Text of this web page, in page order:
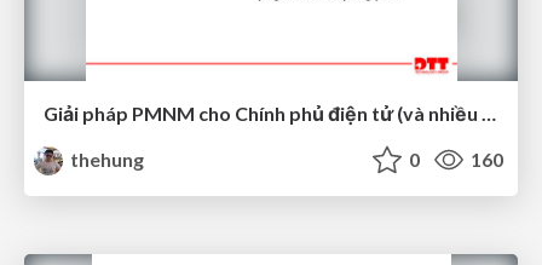
Giải pháp PMNM cho Chính phủ điện tử (và nhiều lĩnh vực khác)
thehung
0 160